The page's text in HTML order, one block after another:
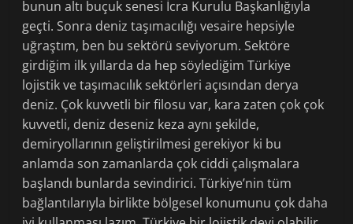
bunun altı buçuk senesi İcra Kurulu Başkanlığıyla
geçti. Sonra deniz taşımacılığı vesaire hepsiyle
uğraştım, ben bu sektörü seviyorum. Sektöre
girdiğim ilk yıllarda da hep söylediğim Türkiye
lojistik ve taşımacılık sektörleri açısından derya
deniz. Çok kuvvetli bir filosu var, kara zaten çok çok
kuvvetli, deniz deseniz keza aynı şekilde,
demiryollarının geliştirilmesi gerekiyor ki bu
anlamda son zamanlarda çok ciddi çalışmalara
başlandı bunlarda sevindirici. Türkiye’nin tüm
bağlantılarıyla birlikte bölgesel konumunu çok daha